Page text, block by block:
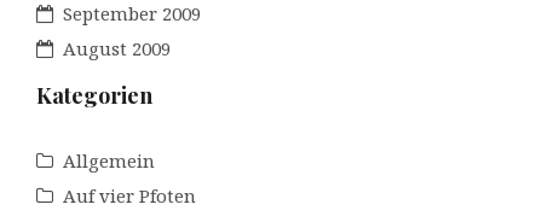
September 2009
August 2009
Kategorien
Allgemein
Auf vier Pfoten